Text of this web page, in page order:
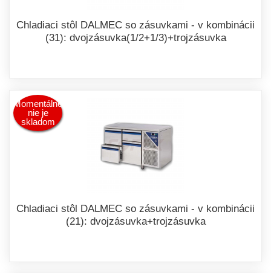
Chladiaci stôl DALMEC so zásuvkami - v kombinácii
(31): dvojzásuvka(1/2+1/3)+trojzásuvka
Momentálne
nie je
skladom
Chladiaci stôl DALMEC so zásuvkami - v kombinácii
(21): dvojzásuvka+trojzásuvka